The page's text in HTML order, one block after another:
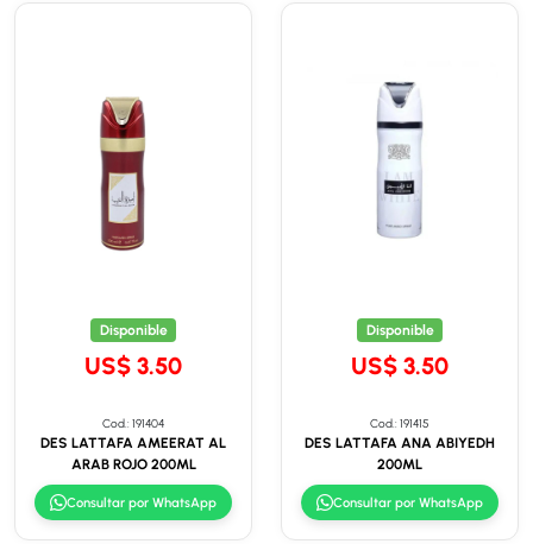
Disponible
US$ 3.50
Cod.: 191404
DES LATTAFA AMEERAT AL
ARAB ROJO 200ML
Consultar por WhatsApp
Disponible
US$ 3.50
Cod.: 191415
DES LATTAFA ANA ABIYEDH
200ML
Consultar por WhatsApp